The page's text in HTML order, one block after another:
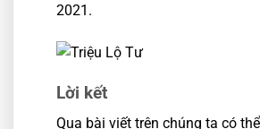
2021.
Lời kết
Qua bài viết trên chúng ta có